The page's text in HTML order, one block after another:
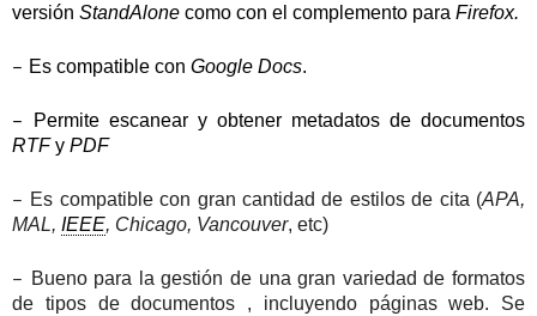
versión StandAlone como con el complemento para Firefox.
– Es compatible con Google Docs.
–
Permite escanear y obtener metadatos de documentos
RTFy PDF
– Es compatible con gran cantidad de estilos de cita (APA,
MAL, IEEE, Chicago, Vancouver, etc)
– Bueno para la gestión de una gran variedad de formatos
de tipos de documentos , incluyendo páginas web. Se